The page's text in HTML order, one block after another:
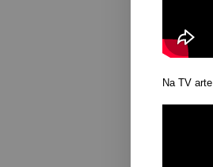
Na TV arte